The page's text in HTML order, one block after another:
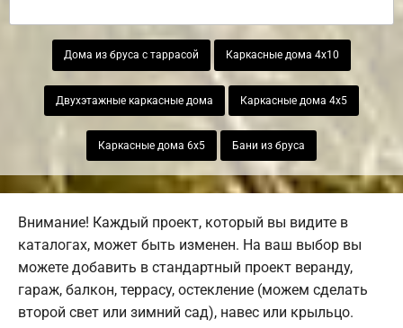
Дома из бруса с таррасой Каркасные дома 4х10
Двухэтажные каркасные дома Каркасные дома 4х5
Каркасные дома 6х5 Бани из бруса
Внимание! Каждый проект, который вы видите в
каталогах, может быть изменен. На ваш выбор вы
можете добавить в стандартный проект веранду,
гараж, балкон, террасу, остекление (можем сделать
второй свет или зимний сад), навес или крыльцо.